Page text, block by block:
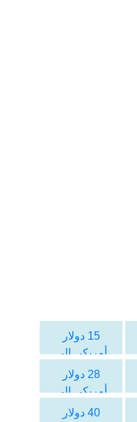
15 دولار
أمريكي الى
الليرة السورية
28 دولار
أمريكي الى
الليرة السورية
40 دولار